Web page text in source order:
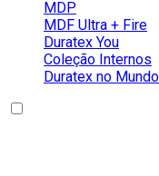
MDP
MDF Ultra + Fire
Duratex You
Coleção Internos
Duratex no Mundo